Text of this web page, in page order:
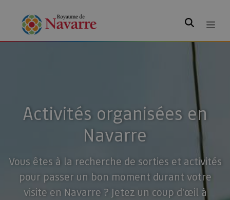
Rechercher
Activités organisées en
Navarre
Vous êtes à la recherche de sorties et activités
pour passer un bon moment durant votre
visite en Navarre ? Jetez un coup d'œil à